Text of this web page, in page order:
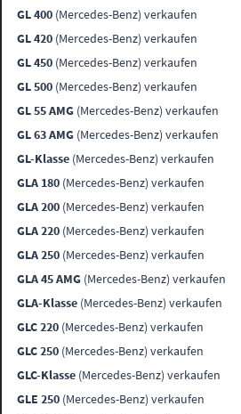
GL 400 (Mercedes-Benz) verkaufen
GL 420 (Mercedes-Benz) verkaufen
GL 450 (Mercedes-Benz) verkaufen
GL 500 (Mercedes-Benz) verkaufen
GL 55 AMG (Mercedes-Benz) verkaufen
GL 63 AMG (Mercedes-Benz) verkaufen
GL-Klasse (Mercedes-Benz) verkaufen
GLA 180 (Mercedes-Benz) verkaufen
GLA 200 (Mercedes-Benz) verkaufen
GLA 220 (Mercedes-Benz) verkaufen
GLA 250 (Mercedes-Benz) verkaufen
GLA 45 AMG (Mercedes-Benz) verkaufen
GLA-Klasse (Mercedes-Benz) verkaufen
GLC 220 (Mercedes-Benz) verkaufen
GLC 250 (Mercedes-Benz) verkaufen
GLC-Klasse (Mercedes-Benz) verkaufen
GLE 250 (Mercedes-Benz) verkaufen